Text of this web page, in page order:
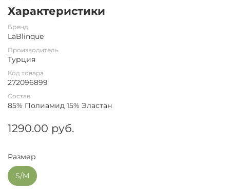
Характеристики
Бренд
LaBlinque
Производитель
Турция
Код товара
272096899
Состав
85% Полиамид 15% Эластан
1290.00 руб.
Размер
S/M